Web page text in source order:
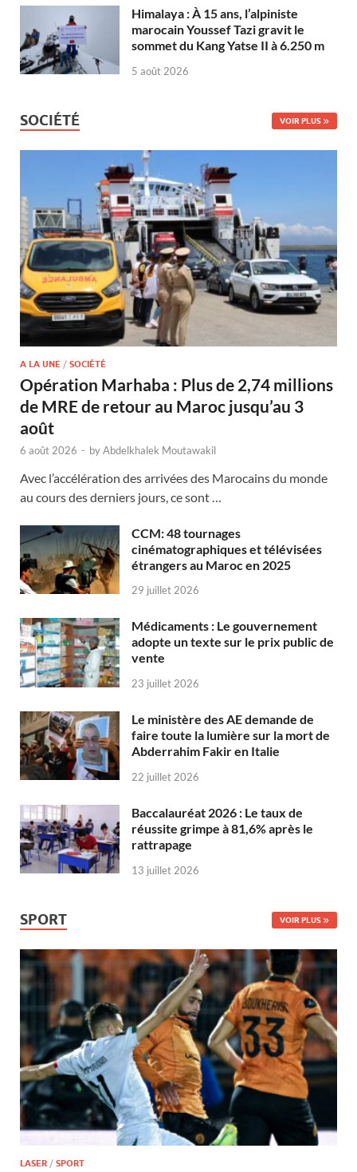
Himalaya : À 15 ans, l’alpiniste
marocain Youssef Tazi gravit le
sommet du Kang Yatse II à 6.250 m
5 août 2026
SOCIÉTÉ VOIR PLUS
A LA UNE / SOCIÉTÉ
Opération Marhaba : Plus de 2,74 millions
de MRE de retour au Maroc jusqu’au 3
août
6 août 2026 - byAbdelkhalek Moutawakil
Avec l’accélération des arrivées des Marocains du monde
au cours des derniers jours, ce sont …
CCM: 48 tournages
cinématographiques et télévisées
étrangers au Maroc en 2025
29 juillet 2026
Médicaments : Le gouvernement
adopte un texte sur le prix public de
vente
23 juillet 2026
Le ministère des AE demande de
faire toute la lumière sur la mort de
Abderrahim Fakir en Italie
22 juillet 2026
Baccalauréat 2026 : Le taux de
réussite grimpe à 81,6% après le
rattrapage
13 juillet 2026
SPORT VOIR PLUS
LASER / SPORT